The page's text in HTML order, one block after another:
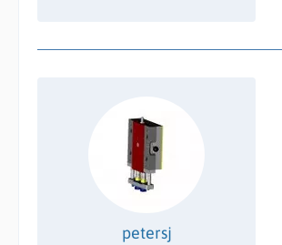
petersj